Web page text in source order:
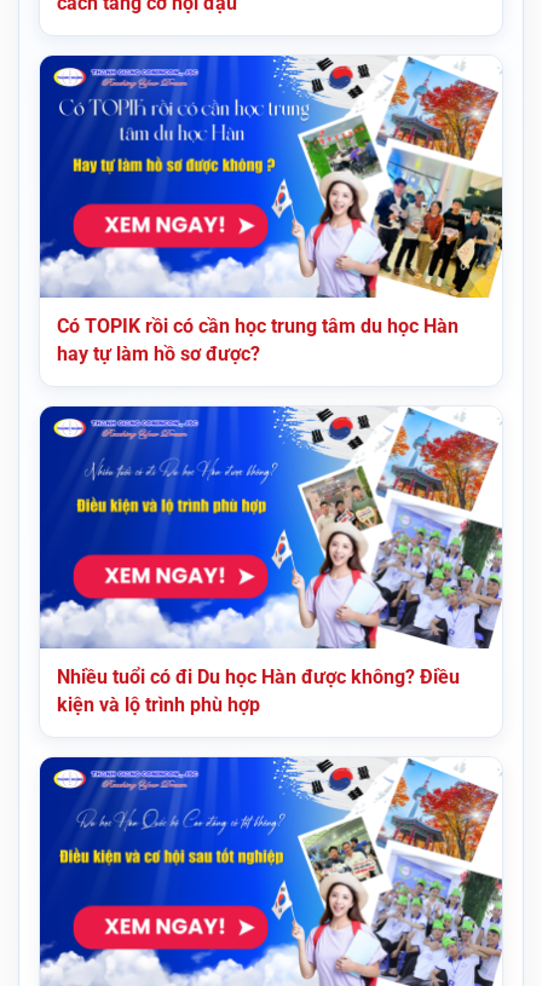
Có TOPIK rồi có cần học trung tâm du học Hàn
hay tự làm hồ sơ được?
Nhiều tuổi có đi Du học Hàn được không? Điều
kiện và lộ trình phù hợp